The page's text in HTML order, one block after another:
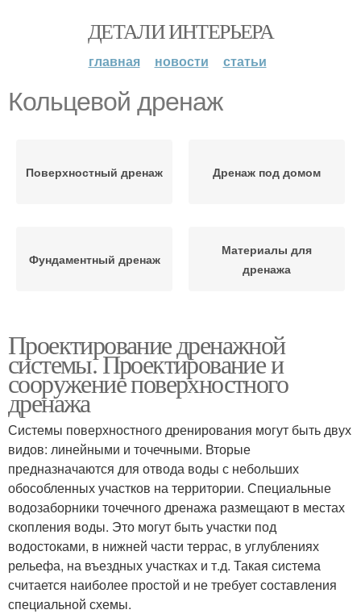
ДЕТАЛИ ИНТЕРЬЕРА
главная новости статьи
Кольцевой дренаж
Поверхностный дренаж Дренаж под домом
Фундаментный дренаж
Материалы для
дренажа
Проектирование дренажной
системы. Проектирование и
сооружение поверхностного
дренажа
Системы поверхностного дренирования могут быть двух
видов: линейными и точечными. Вторые
предназначаются для отвода воды с небольших
обособленных участков на территории. Специальные
водозаборники точечного дренажа размещают в местах
скопления воды. Это могут быть участки под
водостоками, в нижней части террас, в углублениях
рельефа, на въездных участках и т.д. Такая система
считается наиболее простой и не требует составления
специальной схемы.